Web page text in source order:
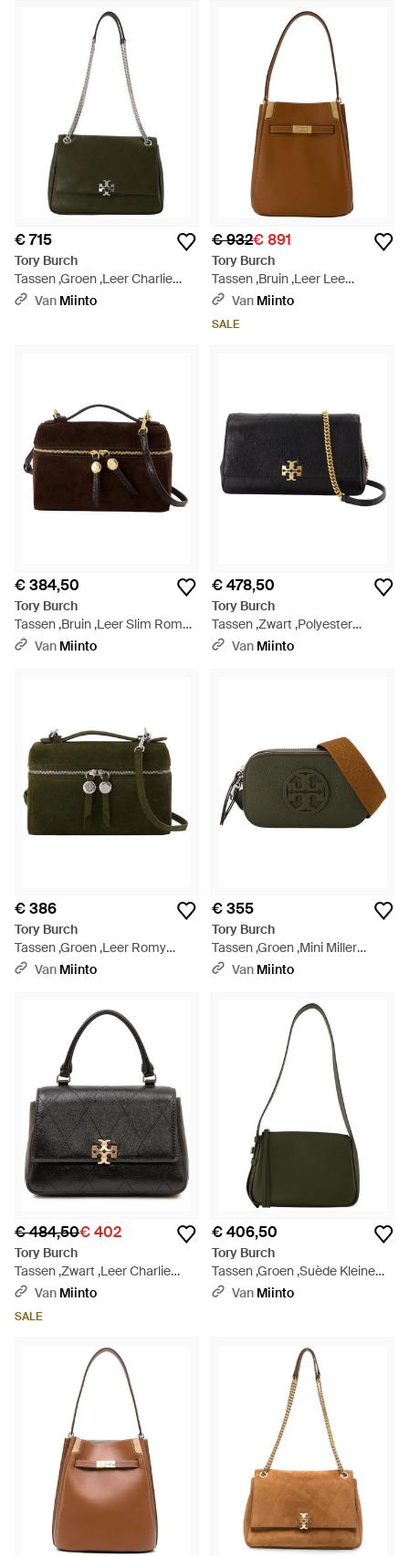
€ 715
Tory Burch
Tassen ,Groen ,Leer Charlie
Schoudertas - Groen
Van Miinto
€ 932€ 891
Tory Burch
Tassen ,Bruin ,Leer Lee
Radziwill Bucket Bag - Bruin
Van Miinto
SALE
€ 384,50
Tory Burch
Tassen ,Bruin ,Leer Slim Romy
Handtas - Zwart
Van Miinto
€ 478,50
Tory Burch
Tassen ,Zwart ,Polyester
Charlie Portemonnee Met
Van Miinto
€ 386
Tory Burch
Tassen ,Groen ,Leer Romy
Suede Slim Top Handle - Groen
Van Miinto
€ 355
Tory Burch
Tassen ,Groen ,Mini Miller
Crossbody Tas - Groen
Van Miinto
€ 484,50€ 402
Tory Burch
Tassen ,Zwart ,Leer Charlie
Quilted Mini Top Handle Chain
Van Miinto
SALE
€ 406,50
Tory Burch
Tassen ,Groen ,Suède Kleine
Romy Schoudertas - Groen
Van Miinto